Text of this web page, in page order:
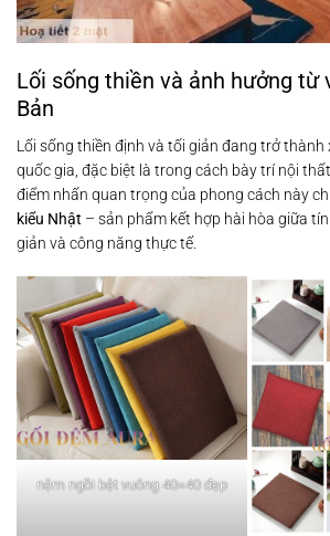
Lối sống thiền và ảnh hưởng từ
Bản
Lối sống thiền định và tối giản đang trở thành
quốc gia, đặc biệt là trong cách bày trí nội
điểm nhấn quan trọng của phong cách này
kiểu Nhật – sản phẩm kết hợp hài hòa giữa
giản và công năng thực tế.
nệm ngồi bệt vuông 40×40 đẹp